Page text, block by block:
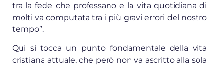
tra la fede che professano e la vita quotidiana di
molti va computata tra i più gravi errori del nostro
tempo”.
Qui si tocca un punto fondamentale della vita
cristiana attuale, che però non va ascritto alla sola